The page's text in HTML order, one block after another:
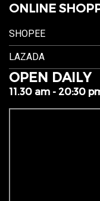
ONLINE
SHOPEE
LAZADA
OPEN DAILY
11.30 am - 20:30